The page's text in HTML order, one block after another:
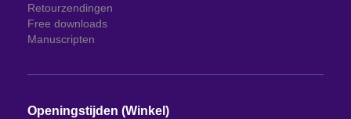
Retourzendingen
Free downloads
Manuscripten
Openingstijden (Winkel)